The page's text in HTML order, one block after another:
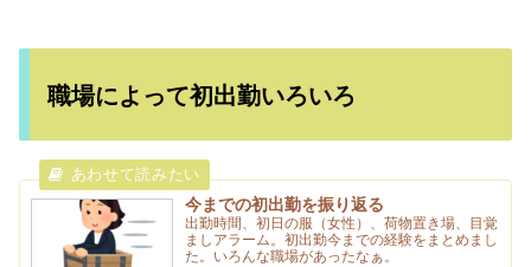
職場によって初出勤いろいろ
今までの初出勤を振り返る
出勤時間、初日の服（女性）、荷物置き場、目覚
ましアラーム。初出勤今までの経験をまとめまし
た。いろんな職場があったなぁ。